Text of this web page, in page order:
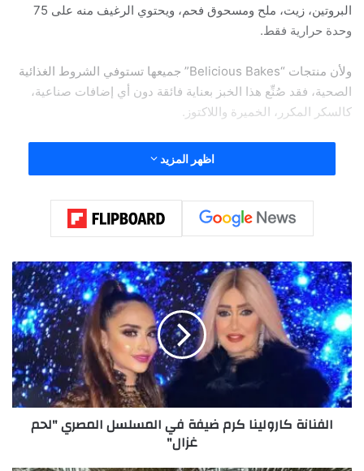
البروتين، زيت، ملح ومسحوق فحم، ويحتوي الرغيف منه على 75
وحدة حرارية فقط.
ولأن منتجات “Belicious Bakes” جميعها تستوفي الشروط الغذائية
الصحية، فقد صُنِّع هذا الخبز بعناية فائقة دون أي إضافات صناعية،
كالسكر المكرر، الخميرة واللاكتوز.
الموقع الرسمي للمخبز:
اظهر المزيد
ا
ل
ف
ن
ا
ن
ة
ك
ا
الفنانة كارولينا كرم ضيفة في المسلسل المصري "لحم
غزال"